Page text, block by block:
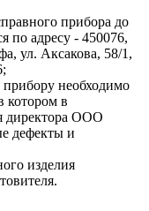
прибора до
по адресу - 450076,
ул. Аксакова, 58/1,
необходимо
котором в
директора ООО
дефекты и
изделия